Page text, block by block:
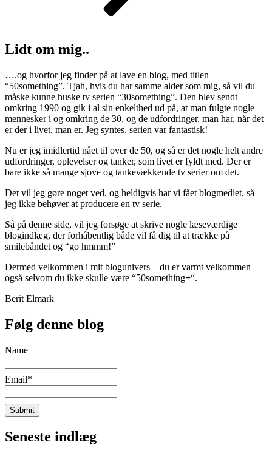
Lidt om mig..
….og hvorfor jeg finder på at lave en blog, med titlen
“50something”. Tjah, hvis du har samme alder som mig, så vil du
måske kunne huske tv serien “30something”. Den blev sendt
omkring 1990 og gik i al sin enkelthed ud på, at man fulgte nogle
mennesker i og omkring de 30, og de udfordringer, man har, når det
er der i livet, man er. Jeg syntes, serien var fantastisk!
Nu er jeg imidlertid nået til over de 50, og så er det nogle helt andre
udfordringer, oplevelser og tanker, som livet er fyldt med. Der er
bare ikke så mange sjove og tankevækkende tv serier om det.
Det vil jeg gøre noget ved, og heldigvis har vi fået blogmediet, så
jeg ikke behøver at producere en tv serie.
Så på denne side, vil jeg forsøge at skrive nogle læseværdige
blogindlæg, der forhåbentlig både vil få dig til at trække på
smilebåndet og “go hmmm!”
Dermed velkommen i mit blogunivers – du er varmt velkommen –
også selvom du ikke skulle være “50something+“.
Berit Elmark
Følg denne blog
Name
Email*
Seneste indlæg